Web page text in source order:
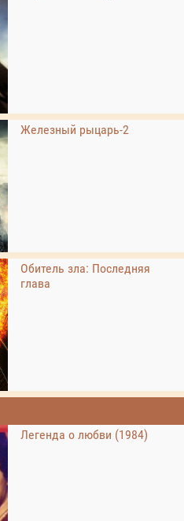
Железный рыцарь-2
Обитель зла: Последняя
глава
Легенда о любви (1984)